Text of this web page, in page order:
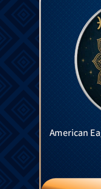
American